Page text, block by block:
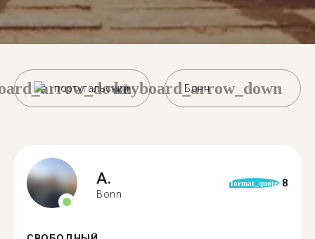
португальский Бонн
keyboard_arrow_down
A.
Bonn
format_quote 8